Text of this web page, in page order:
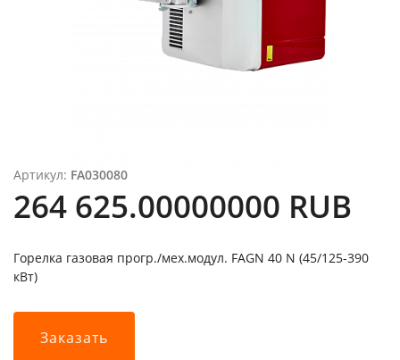
Артикул: FA030080
264 625.00000000 RUB
Горелка газовая прогр./мех.модул. FAGN 40 N (45/125-390
кВт)
Заказать